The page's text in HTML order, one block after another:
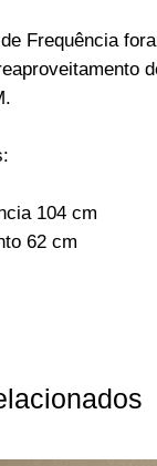
Frequência
104 cm
62 cm